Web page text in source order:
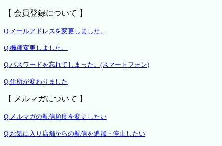
【 会員登録について 】
Q.メールアドレスを変更しました。
Q.機種変更しました。
Q.パスワードを忘れてしまった。(スマートフォン)
Q.住所が変わりました
【 メルマガについて 】
Q.メルマガの配信頻度を変更したい
Q.お気に入り店舗からの配信を追加・停止したい